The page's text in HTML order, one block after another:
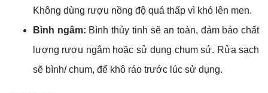
Không dùng rượu nồng độ quá thấp vì khó lên men.
Bình ngâm: Bình thủy tinh sẽ an toàn, đảm bảo chất
lượng rượu ngâm hoặc sử dụng chum sứ. Rửa sạch
sẽ bình/ chum, để khô ráo trước lúc sử dụng.